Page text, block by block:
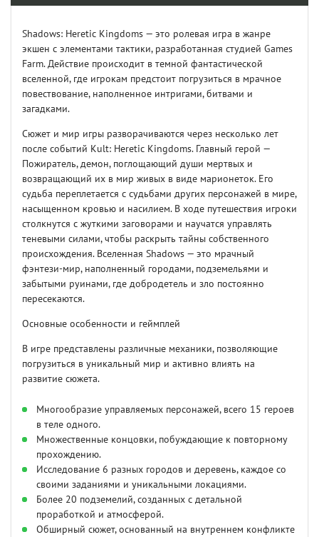
Shadows: Heretic Kingdoms — это ролевая игра в жанре
экшен с элементами тактики, разработанная студией Games
Farm. Действие происходит в темной фантастической
вселенной, где игрокам предстоит погрузиться в мрачное
повествование, наполненное интригами, битвами и
загадками.
Сюжет и мир игры разворачиваются через несколько лет
после событий Kult: Heretic Kingdoms. Главный герой —
Пожиратель, демон, поглощающий души мертвых и
возвращающий их в мир живых в виде марионеток. Его
судьба переплетается с судьбами других персонажей в мире,
насыщенном кровью и насилием. В ходе путешествия игроки
столкнутся с жуткими заговорами и научатся управлять
теневыми силами, чтобы раскрыть тайны собственного
происхождения. Вселенная Shadows — это мрачный
фэнтези-мир, наполненный городами, подземельями и
забытыми руинами, где добродетель и зло постоянно
пересекаются.
Основные особенности и геймплей
В игре представлены различные механики, позволяющие
погрузиться в уникальный мир и активно влиять на
развитие сюжета.
Многообразие управляемых персонажей, всего 15 героев
в теле одного.
Множественные концовки, побуждающие к повторному
прохождению.
Исследование 6 разных городов и деревень, каждое со
своими заданиями и уникальными локациями.
Более 20 подземелий, созданных с детальной
проработкой и атмосферой.
Обширный сюжет, основанный на внутреннем конфликте